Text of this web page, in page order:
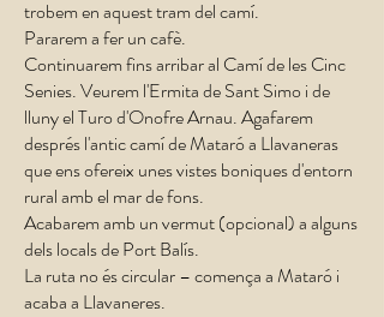
trobem en aquest tram del camí.
Pararem a fer un cafè.
Continuarem fins arribar al Camí de les Cinc
Senies. Veurem l'Ermita de Sant Simo i de
lluny el Turo d'Onofre Arnau. Agafarem
després l'antic camí de Mataró a Llavaneras
que ens ofereix unes vistes boniques d'entorn
rural amb el mar de fons.
Acabarem amb un vermut (opcional) a alguns
dels locals de Port Balís.
La ruta no és circular – comença a Mataró i
acaba a Llavaneres.